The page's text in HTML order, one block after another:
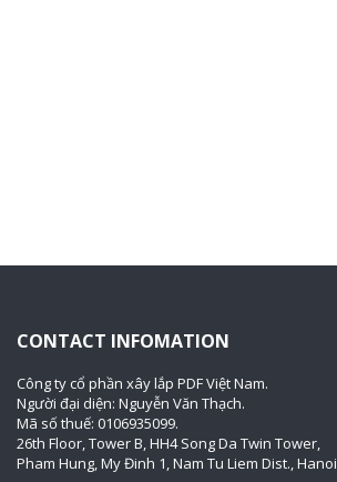
CONTACT INFOMATION
Công ty cổ phần xây lắp PDF Việt Nam.
Người đại diện: Nguyễn Văn Thạch.
Mã số thuế: 0106935099.
26th Floor, Tower B, HH4 Song Da Twin Tower,
Pham Hung, My Đinh 1, Nam Tu Liem Dist., Hanoi